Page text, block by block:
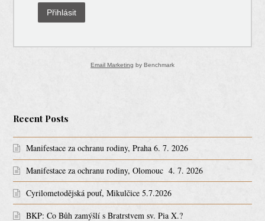
Přihlásit
Email Marketing by Benchmark
Recent Posts
Manifestace za ochranu rodiny, Praha 6. 7. 2026
Manifestace za ochranu rodiny, Olomouc 4. 7. 2026
Cyrilometodějská pouť, Mikulčice 5.7.2026
BKP: Co Bůh zamýšlí s Bratrstvem sv. Pia X.?